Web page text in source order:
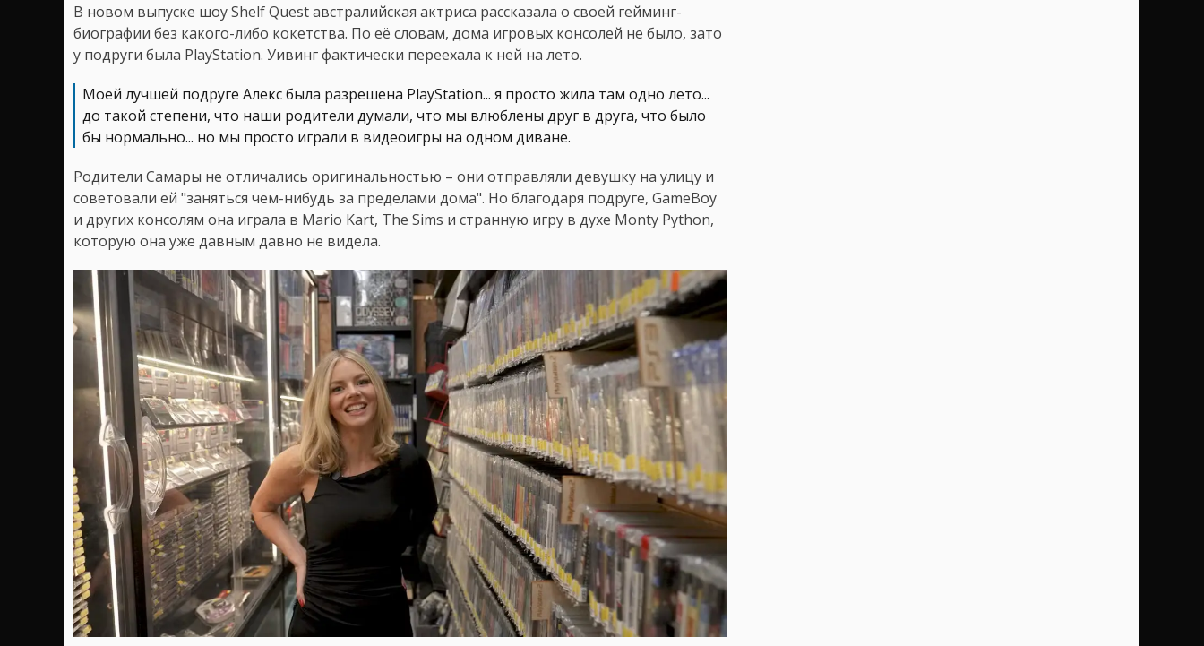
В новом выпуске шоу Shelf Quest австралийская актриса рассказала о своей гейминг-
биографии без какого-либо кокетства. По её словам, дома игровых консолей не было, зато
у подруги была PlayStation. Уивинг фактически переехала к ней на лето.
Моей лучшей подруге Алекс была разрешена PlayStation... я просто жила там одно лето...
до такой степени, что наши родители думали, что мы влюблены друг в друга, что было
бы нормально... но мы просто играли в видеоигры на одном диване.
Родители Самары не отличались оригинальностью – они отправляли девушку на улицу и
советовали ей "заняться чем-нибудь за пределами дома". Но благодаря подруге, GameBoy
и других консолям она играла в Mario Kart, The Sims и странную игру в духе Monty Python,
которую она уже давным давно не видела.